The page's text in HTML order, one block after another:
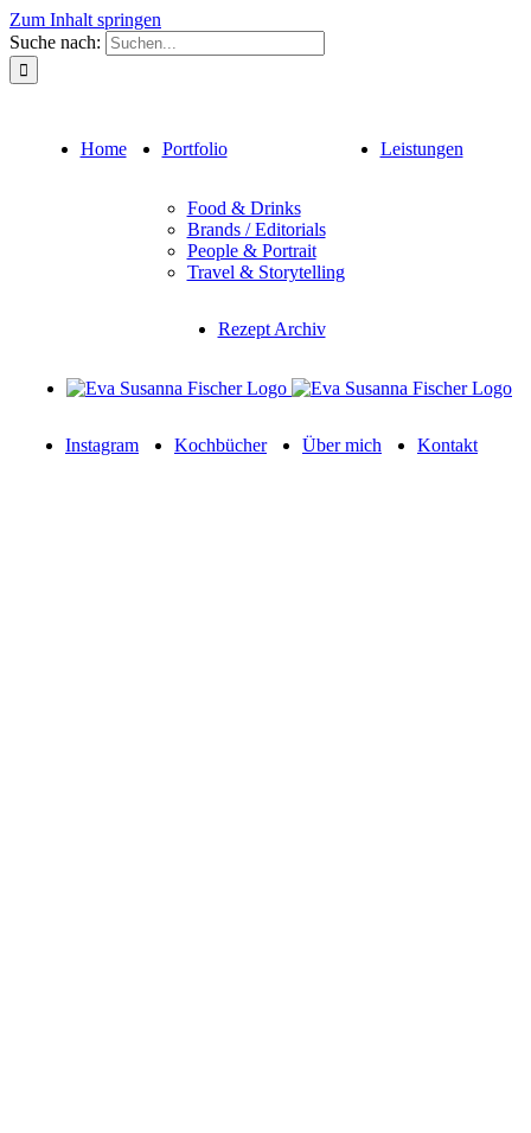
Zum Inhalt springen
Suche nach:
Home Portfolio
Food & Drinks
Brands / Editorials
People & Portrait
Travel & Storytelling
Leistungen
Rezept Archiv
Instagram Kochbücher Über mich Kontakt